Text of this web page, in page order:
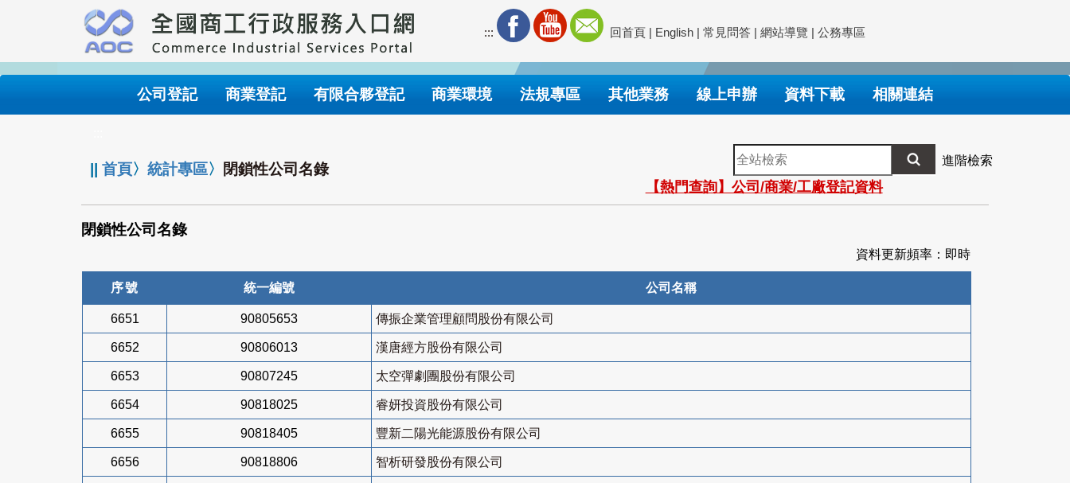
要
內
::: 回首頁 | English | 常見問答 | 網站導覽 | 公務專區
公司登記 商業登記 有限合夥登記 商業環境 法規專區 其他業務 線上申辦 資料下載 相關連結
||首頁〉統計專區〉 閉鎖性公司名錄
全
站
檢
索
進階檢索
【熱門查詢】公司/商業/工廠登記資料
閉鎖性公司名錄
資料更新頻率：即時
序號 統一編號 公司名稱
6651 90805653 傳振企業管理顧問股份有限公司
6652 90806013 漢唐經方股份有限公司
6653 90807245 太空彈劇團股份有限公司
6654 90818025 睿妍投資股份有限公司
6655 90818405 豐新二陽光能源股份有限公司
6656 90818806 智析研發股份有限公司